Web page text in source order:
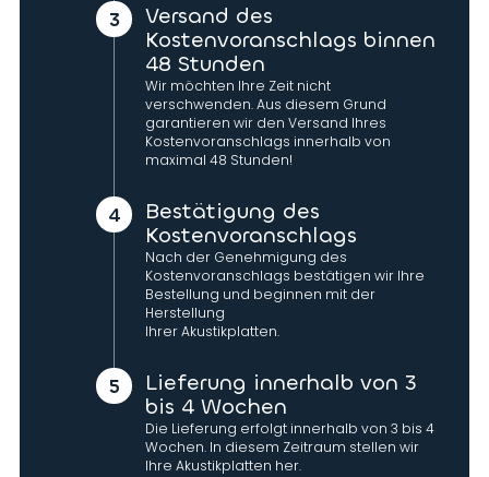
Versand des
Kostenvoranschlags binnen
48 Stunden
Wir möchten Ihre Zeit nicht
verschwenden. Aus diesem Grund
garantieren wir den Versand Ihres
Kostenvoranschlags innerhalb von
maximal 48 Stunden!
Bestätigung des
Kostenvoranschlags
Nach der Genehmigung des
Kostenvoranschlags bestätigen wir Ihre
Bestellung und beginnen mit der
Herstellung
Ihrer Akustikplatten.
Lieferung innerhalb von 3
bis 4 Wochen
Die Lieferung erfolgt innerhalb von 3 bis 4
Wochen. In diesem Zeitraum stellen wir
Ihre Akustikplatten her.